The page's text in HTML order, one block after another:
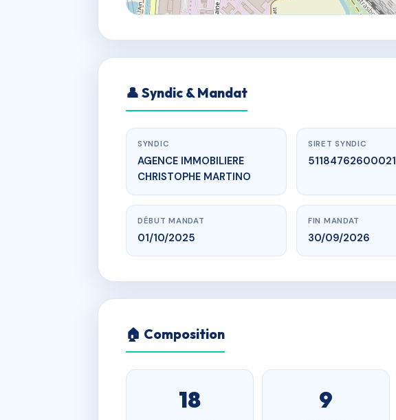
👤 Syndic & Mandat
SYNDIC
AGENCE IMMOBILIERE
CHRISTOPHE MARTINO
SIRET SYNDIC
51184762600021
DÉBUT MANDAT
01/10/2025
FIN MANDAT
30/09/2026
🏠 Composition
18 9